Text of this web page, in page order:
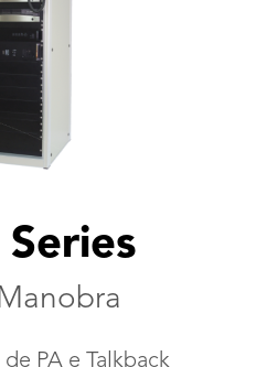
PA e Talkback